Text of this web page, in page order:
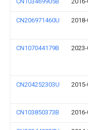
CN206971460U
CN107044179B
CN204252303U
CN103850373B